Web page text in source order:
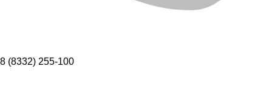
8 (8332) 255-100